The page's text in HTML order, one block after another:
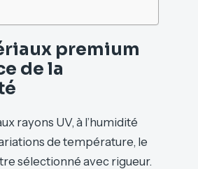
premium
de la
rayons UV, à l’humidité
de température, le
sélectionné avec rigueur.